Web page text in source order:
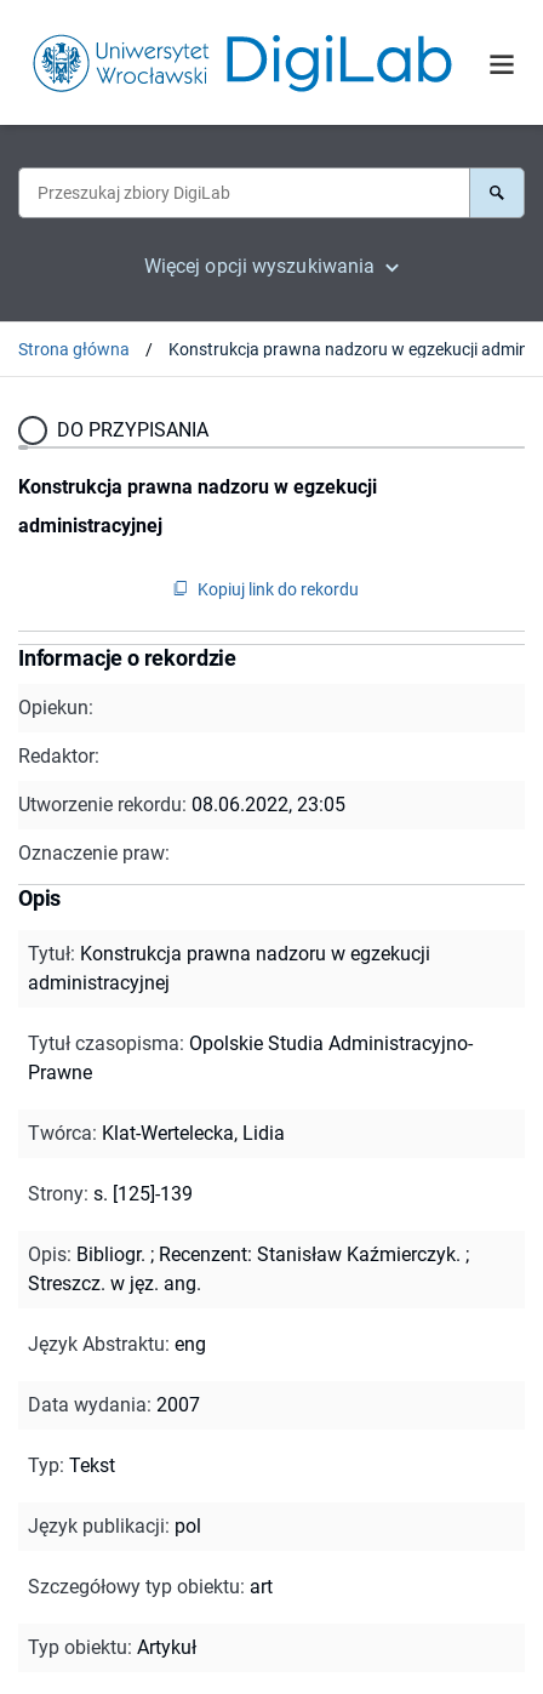
Więcej opcji wyszukiwania
Strona główna
DO PRZYPISANIA
Konstrukcja prawna nadzoru w egzekucji
administracyjnej
Kopiuj link do rekordu
Informacje o rekordzie
Opiekun:
Redaktor:
Utworzenie rekordu: 08.06.2022, 23:05
Oznaczenie praw:
Opis
Tytuł: Konstrukcja prawna nadzoru w egzekucji
administracyjnej
Tytuł czasopisma: Opolskie Studia Administracyjno-
Prawne
Twórca: Klat-Wertelecka, Lidia
Strony: s. [125]-139
Opis: Bibliogr. ; Recenzent: Stanisław Kaźmierczyk. ;
Streszcz. w jęz. ang.
Język Abstraktu: eng
Data wydania: 2007
Typ: Tekst
Język publikacji: pol
Szczegółowy typ obiektu: art
Typ obiektu: Artykuł